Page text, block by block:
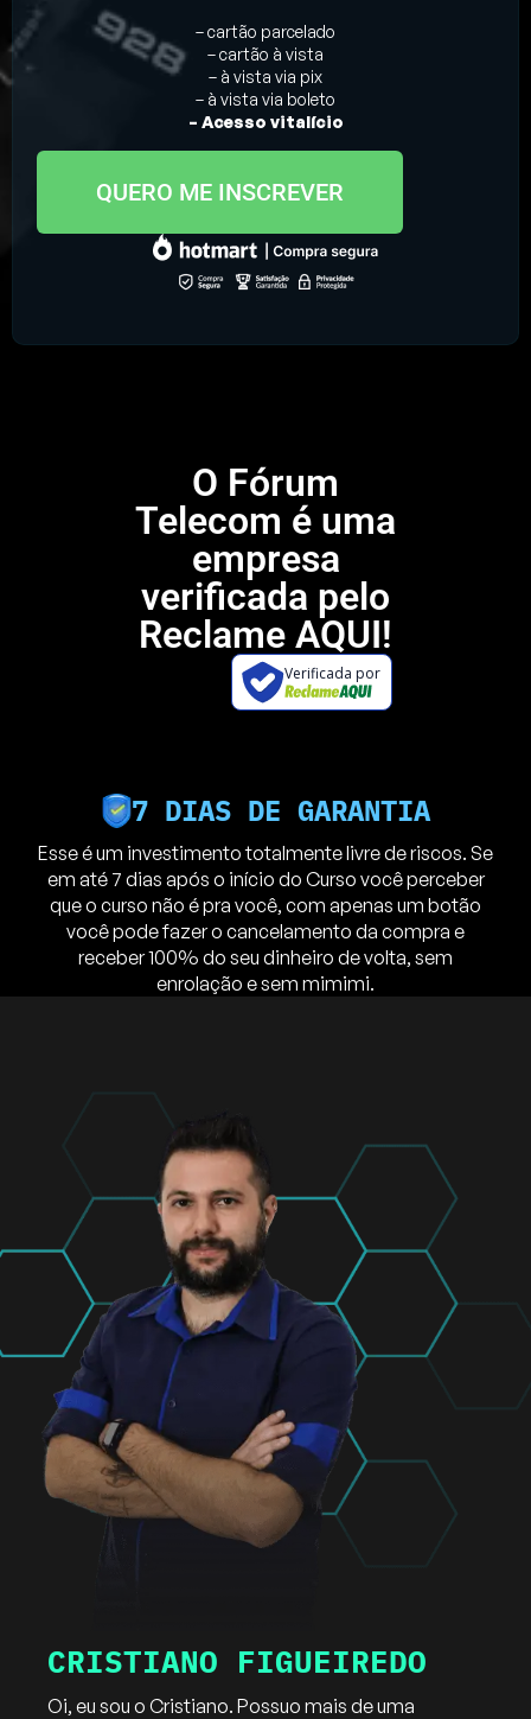
– cartão parcelado
– cartão à vista
– à vista via pix
– à vista via boleto
– Acesso vitalício
QUERO ME INSCREVER
O Fórum
Telecom é uma
empresa
verificada pelo
Reclame AQUI!
Verificada por
7 DIAS DE GARANTIA
Esse é um investimento totalmente livre de riscos. Se
em até 7 dias após o início do Curso você perceber
que o curso não é pra você, com apenas um botão
você pode fazer o cancelamento da compra e
receber 100% do seu dinheiro de volta, sem
enrolação e sem mimimi.
CRISTIANO FIGUEIREDO
Oi, eu sou o Cristiano. Possuo mais de uma